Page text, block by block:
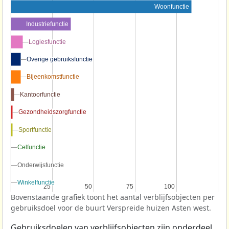
25
25 50
50 75
75 100
100
Woonfunctie
Industriefunctie
Logiesfunctie
Logiesfunctie
Overige gebruiksfunctie
Overige gebruiksfunctie
Bijeenkomstfunctie
Bijeenkomstfunctie
Kantoorfunctie
Kantoorfunctie
Gezondheidszorgfunctie
Gezondheidszorgfunctie
Sportfunctie
Sportfunctie
Celfunctie
Celfunctie
Onderwijsfunctie
Onderwijsfunctie
Winkelfunctie
Winkelfunctie
Bovenstaande grafiek toont het aantal verblijfsobjecten per
gebruiksdoel voor de buurt Verspreide huizen Asten west.